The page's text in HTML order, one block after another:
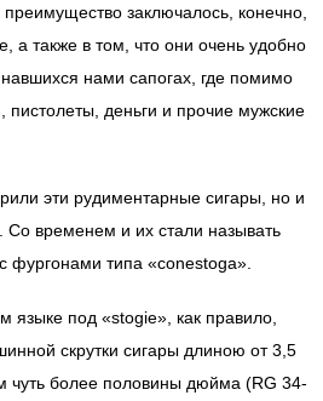
заключалось, конечно,
а также в том, что они очень удобно
нами сапогах, где помимо
пистолеты, деньги и прочие мужские
эти рудиментарные сигары, но и
Со временем и их стали называть
фургонами типа «сonestoga».
языке под «stogie», как правило,
скрутки сигары длиною от 3,5
более половины дюйма (RG 34-